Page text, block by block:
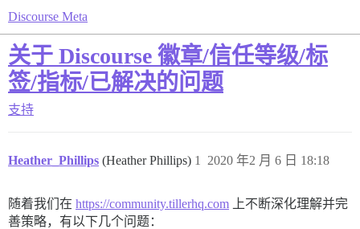
Discourse Meta
关于 Discourse 徽章/信任等级/标
签/指标/已解决的问题
支持
Heather_Phillips (Heather Phillips) 2020 年2 月 6 日 18:18
1
随着我们在 https://community.tillerhq.com 上不断深化理解并完
善策略，有以下几个问题：